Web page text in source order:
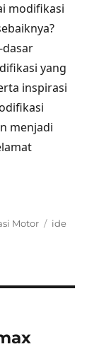
modifikasi
yang
inspirasi
menjadi
Motor Tags
ide